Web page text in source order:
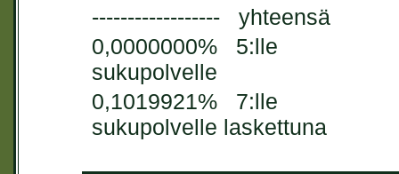
------------------ yhteensä
0,0000000% 5:lle
sukupolvelle
0,1019921% 7:lle
sukupolvelle laskettuna